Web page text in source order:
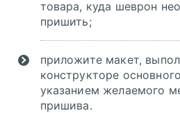
товара, куда шеврон
пришить;
приложите макет,
конструкторе
указанием желаемого
пришива.